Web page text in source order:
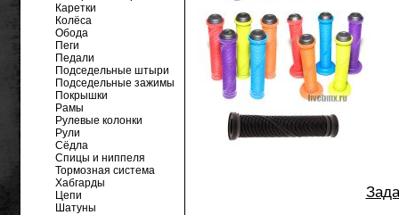
Каретки
Колёса
Обода
Пеги
Педали
Подседельные штыри
Подседельные зажимы
Покрышки
Рамы
Рулевые колонки
Рули
Сёдла
Спицы и ниппеля
Тормозная система
Хабгарды
Цепи
Шатуны